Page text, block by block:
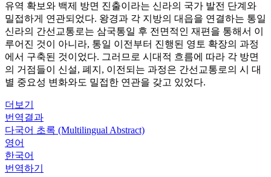
유역 확보와 백제 방면 진출이라는 신라의 국가 발전 단계와
밀접하게 연관되었다. 왕경과 각 지방의 대읍을 연결하는 통일
신라의 간선교통로는 삼국통일 후 전면적인 재편을 통해서 이
루어진 것이 아니라, 통일 이전부터 진행된 영토 확장의 과정
에서 구축된 것이었다. 그러므로 시대적 흐름에 따라 각 방면
의 거점들이 신설, 폐지, 이전되는 과정은 간선교통로의 시 대
별 중요성 변화와도 밀접한 연관을 갖고 있었다.
더보기
번역결과
다국어 초록 (Multilingual Abstract)
영어
한국어
번역하기